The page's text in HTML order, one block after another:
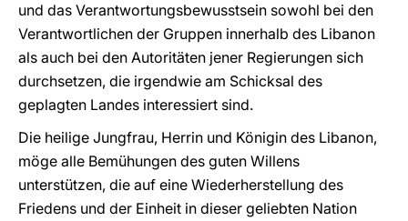
und das Verantwortungsbewusstsein sowohl bei den
Verantwortlichen der Gruppen innerhalb des Libanon
als auch bei den Autoritäten jener Regierungen sich
durchsetzen, die irgendwie am Schicksal des
geplagten Landes interessiert sind.
Die heilige Jungfrau, Herrin und Königin des Libanon,
möge alle Bemühungen des guten Willens
unterstützen, die auf eine Wiederherstellung des
Friedens und der Einheit in dieser geliebten Nation